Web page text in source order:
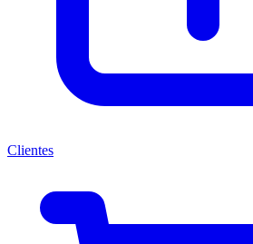
Clientes